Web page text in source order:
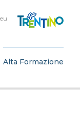
Alta Formazione